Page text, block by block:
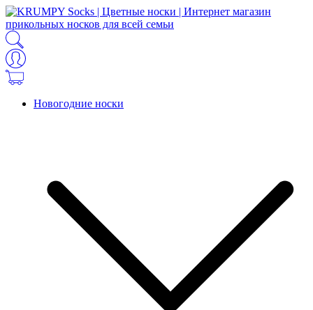
Новогодние носки